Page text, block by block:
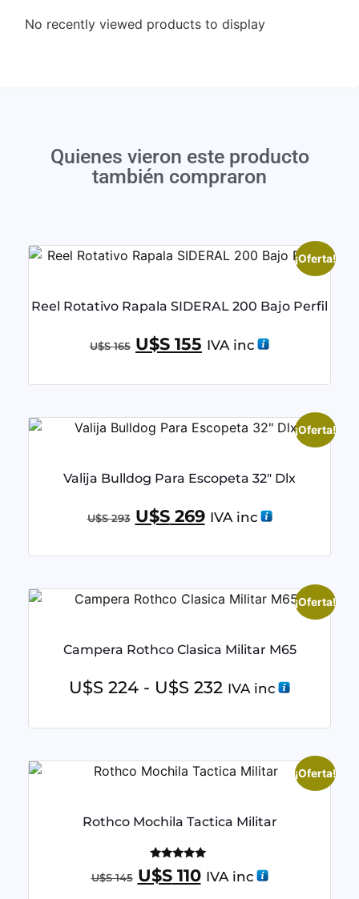
No recently viewed products to display
Quienes vieron este producto
también compraron
¡Oferta!
Reel Rotativo Rapala SIDERAL 200 Bajo Perfil
U$S165 U$S 155 IVA inc
¡Oferta!
Valija Bulldog Para Escopeta 32″ Dlx
U$S293 U$S269 IVA inc
¡Oferta!
Campera Rothco Clasica Militar M65
U$S 224 - U$S 232 IVA inc
¡Oferta!
Rothco Mochila Tactica Militar
Valorado
con
U$S145 U$S110 IVA inc